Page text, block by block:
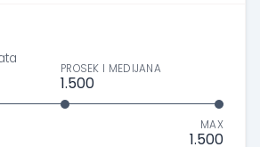
PROSEK I MEDIJANA
1.500
MAX
1.500